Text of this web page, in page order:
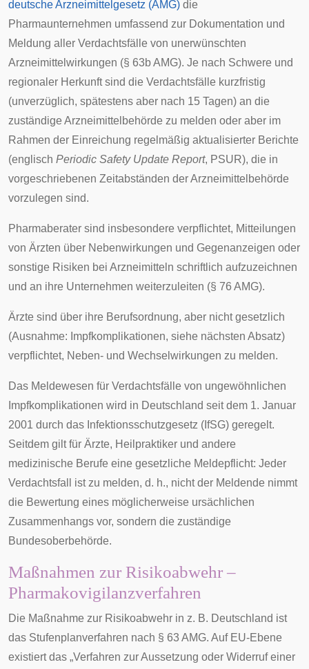
deutsche Arzneimittelgesetz (AMG) die
Pharmaunternehmen umfassend zur Dokumentation und
Meldung aller Verdachtsfälle von unerwünschten
Arzneimittelwirkungen (§ 63b AMG). Je nach Schwere und
regionaler Herkunft sind die Verdachtsfälle kurzfristig
(unverzüglich, spätestens aber nach 15 Tagen) an die
zuständige Arzneimittelbehörde zu melden oder aber im
Rahmen der Einreichung regelmäßig aktualisierter Berichte
(englisch Periodic Safety Update Report, PSUR), die in
vorgeschriebenen Zeitabständen der Arzneimittelbehörde
vorzulegen sind.
Pharmaberater sind insbesondere verpflichtet, Mitteilungen
von Ärzten über Nebenwirkungen und Gegenanzeigen oder
sonstige Risiken bei Arzneimitteln schriftlich aufzuzeichnen
und an ihre Unternehmen weiterzuleiten (§ 76 AMG).
Ärzte sind über ihre Berufsordnung, aber nicht gesetzlich
(Ausnahme: Impfkomplikationen, siehe nächsten Absatz)
verpflichtet, Neben- und Wechselwirkungen zu melden.
Das Meldewesen für Verdachtsfälle von ungewöhnlichen
Impfkomplikationen wird in Deutschland seit dem 1. Januar
2001 durch das Infektionsschutzgesetz (IfSG) geregelt.
Seitdem gilt für Ärzte, Heilpraktiker und andere
medizinische Berufe eine gesetzliche Meldepflicht: Jeder
Verdachtsfall ist zu melden, d. h., nicht der Meldende nimmt
die Bewertung eines möglicherweise ursächlichen
Zusammenhangs vor, sondern die zuständige
Bundesoberbehörde.
Maßnahmen zur Risikoabwehr –
Pharmakovigilanzverfahren
Die Maßnahme zur Risikoabwehr in z. B. Deutschland ist
das Stufenplanverfahren nach § 63 AMG. Auf EU-Ebene
existiert das „Verfahren zur Aussetzung oder Widerruf einer